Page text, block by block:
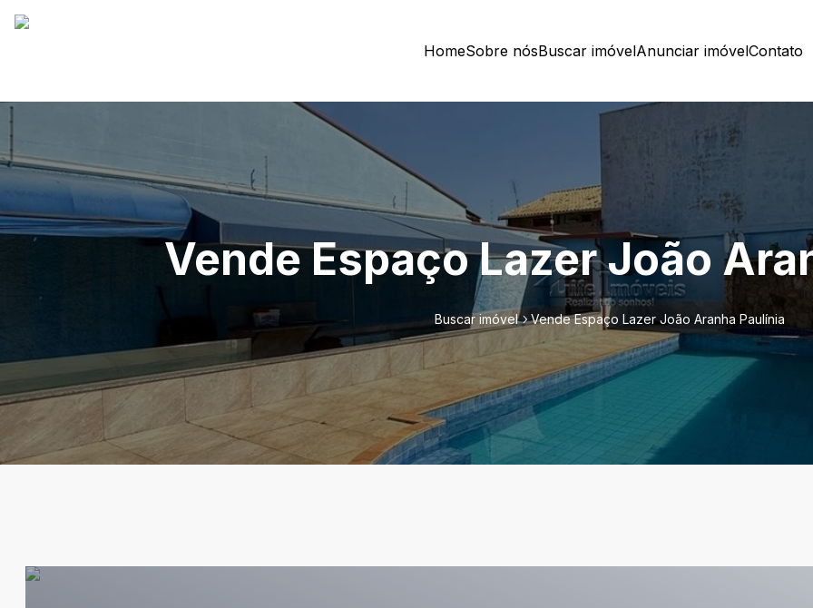
HomeSobre nósBuscar imóvelAnunciar imóvelContato
Vende Espaço Lazer João
Buscar imóvel Vende Espaço Lazer João Aranha Paulínia